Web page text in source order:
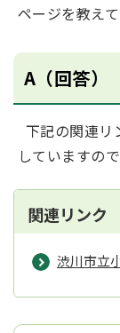
ページを教えて
A（回答）
下記の関連リ
していますの
関連リンク
渋川市立